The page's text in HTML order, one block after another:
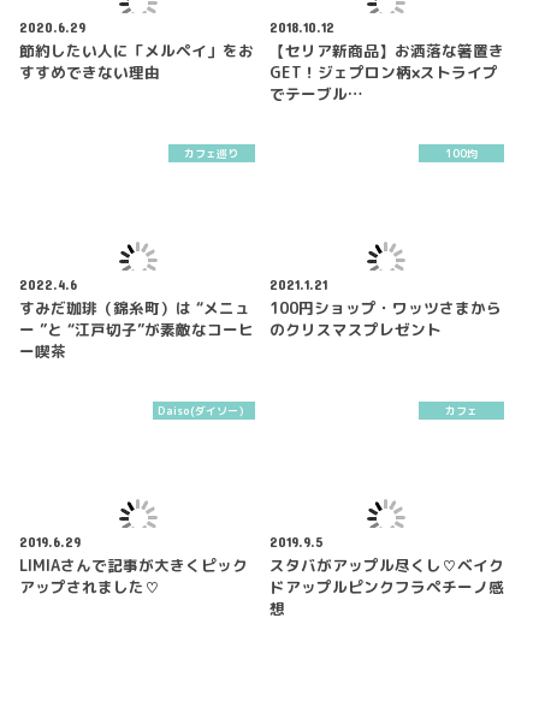
2020.6.29
節約したい人に「メルペイ」をお
すすめできない理由
2018.10.12
【セリア新商品】お洒落な箸置き
GET！ジェプロン柄×ストライプ
でテーブル…
カフェ巡り
2022.4.6
すみだ珈琲（錦糸町）は “メニュ
ー ”と “江戸切子”が素敵なコーヒ
ー喫茶
100均
2021.1.21
100円ショップ・ワッツさまから
のクリスマスプレゼント
Daiso(ダイソー）
2019.6.29
LIMIAさんで記事が大きくピック
アップされました♡
カフェ
2019.9.5
スタバがアップル尽くし♡ベイク
ドアップルピンクフラペチーノ感
想